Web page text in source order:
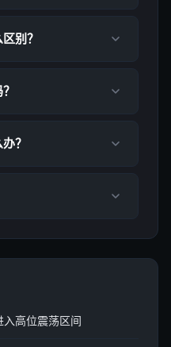
别？
？
高位震荡区间